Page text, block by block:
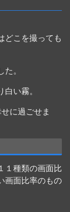
どこを撮っても
。
い霧。
に過ごせま
１種類の画面比
画面比率のもの